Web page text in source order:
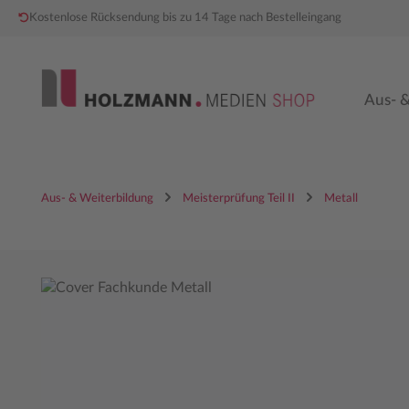
Kostenlose Rücksendung bis zu 14 Tage nach Bestelleingang
Aus-
Aus- & Weiterbildung Meisterprüfung Teil II Metall
Bildergalerie überspringen